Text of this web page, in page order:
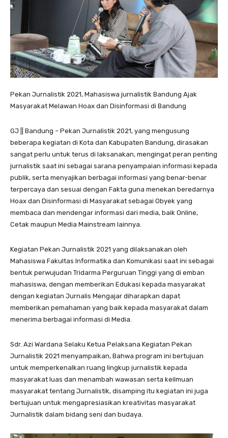
Pekan Jurnalistik 2021, Mahasiswa jurnalistik Bandung Ajak
Masyarakat Melawan Hoax dan Disinformasi di Bandung
GJ || Bandung – Pekan Jurnalistik 2021, yang mengusung
beberapa kegiatan di Kota dan Kabupaten Bandung, dirasakan
sangat perlu untuk terus di laksanakan, mengingat peran penting
jurnalistik saat ini sebagai sarana penyampaian informasi kepada
publik, serta menyajikan berbagai informasi yang benar-benar
terpercaya dan sesuai dengan Fakta guna menekan beredarnya
Hoax dan Disinformasi di Masyarakat sebagai Obyek yang
membaca dan mendengar informasi dari media, baik Online,
Cetak maupun Media Mainstream lainnya.
Kegiatan Pekan Jurnalistik 2021 yang dilaksanakan oleh
Mahasiswa Fakultas Informatika dan Komunikasi saat ini sebagai
bentuk perwujudan Tridarma Perguruan Tinggi yang di emban
mahasiswa, dengan memberikan Edukasi kepada masyarakat
dengan kegiatan Jurnalis Mengajar diharapkan dapat
memberikan pemahaman yang baik kepada masyarakat dalam
menerima berbagai informasi di Media.
Sdr. Azi Wardana Selaku Ketua Pelaksana Kegiatan Pekan
Jurnalistik 2021 menyampaikan, Bahwa program ini bertujuan
untuk memperkenalkan ruang lingkup jurnalistik kepada
masyarakat luas dan menambah wawasan serta keilmuan
masyarakat tentang Jurnalistik, disamping itu kegiatan ini juga
bertujuan untuk mengapresiasikan kreativitas masyarakat
Jurnalistik dalam bidang seni dan budaya.